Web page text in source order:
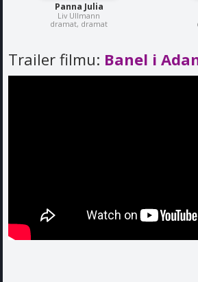
Panna Julia
Liv Ullmann
dramat, dramat
Trailer filmu: Banel i